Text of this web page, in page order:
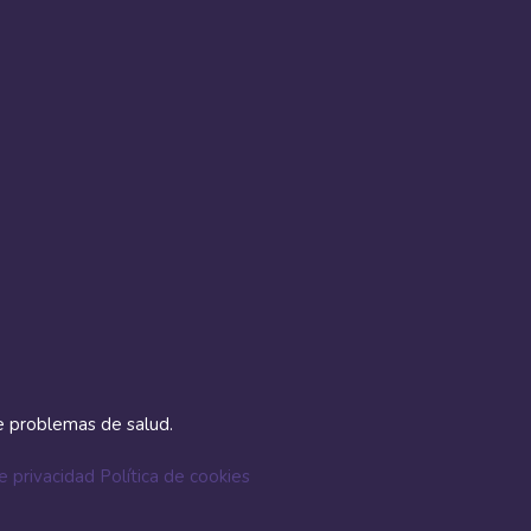
problemas de salud.
privacidad Política de cookies